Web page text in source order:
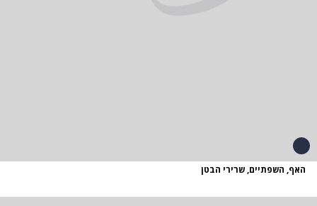
האף, השפתיים, שרירי הבטן